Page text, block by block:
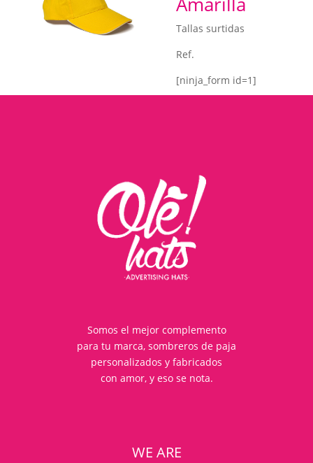
Tallas surtidas
Ref.
[ninja_form id=1]
Somos el mejor complemento
para tu marca, sombreros de paja
personalizados y fabricados
con amor, y eso se nota.
WE ARE